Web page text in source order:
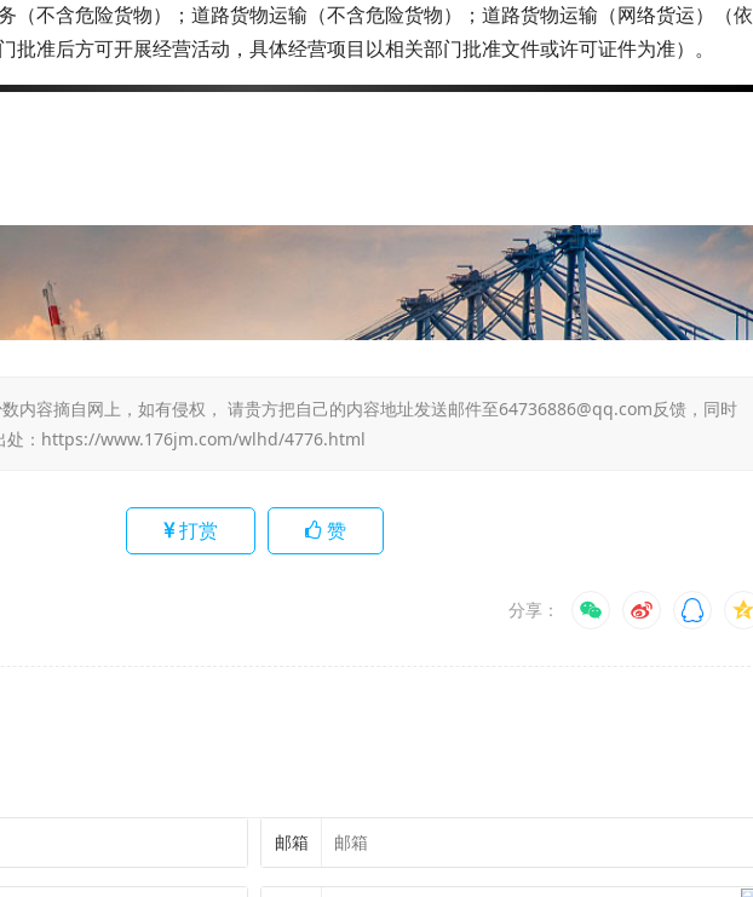
（不含危险货物）；道路货物运输（不含危险货物）；道路货物运输（网络货运）（依
批准后方可开展经营活动，具体经营项目以相关部门批准文件或许可证件为准）。
内容摘自网上，如有侵权， 请贵方把自己的内容地址发送邮件至64736886@qq.com反馈，同时
： https://www.176jm.com/wlhd/4776.html
打赏 赞
分享：
邮箱